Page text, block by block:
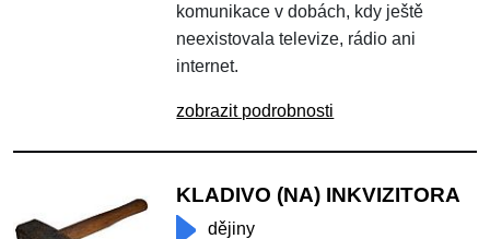
komunikace v dobách, kdy ještě
neexistovala televize, rádio ani
internet.
zobrazit podrobnosti
KLADIVO (NA) INKVIZITORA
dějiny